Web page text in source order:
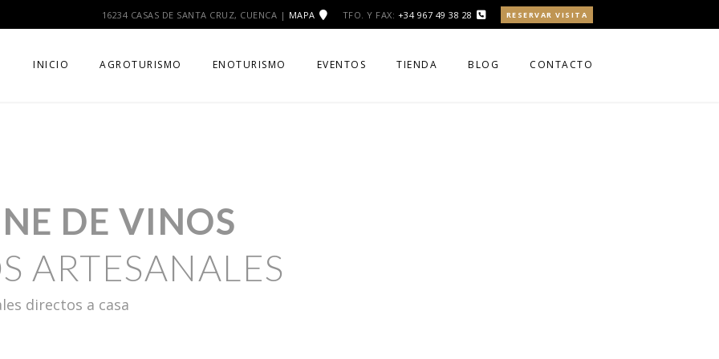
16234 CASAS DE SANTA CRUZ, CUENCA | MAPA TFO. Y FAX: +34 967 49 38 28 RESERVAR VISITA
INICIO AGROTURISMO ENOTURISMO EVENTOS TIENDA BLOG CONTACTO
DE VINOS
ARTESANALES
directos a casa